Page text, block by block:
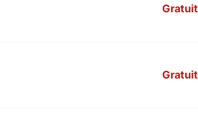
Gratuit
Gratuit